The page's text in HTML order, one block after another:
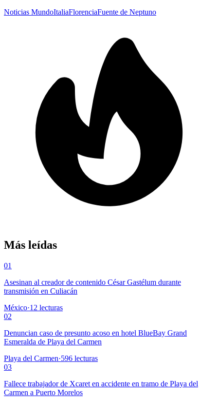
Noticias MundoItaliaFlorenciaFuente de Neptuno
Más leídas
01
Asesinan al creador de contenido César Gastélum durante
transmisión en Culiacán
México·12 lecturas
02
Denuncian caso de presunto acoso en hotel BlueBay Grand
Esmeralda de Playa del Carmen
Playa del Carmen·596 lecturas
03
Fallece trabajador de Xcaret en accidente en tramo de Playa del
Carmen a Puerto Morelos